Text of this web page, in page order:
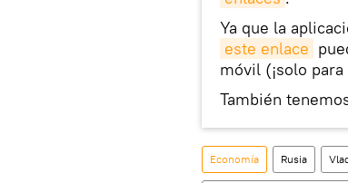
Ya que la
este enlace
móvil (¡solo
También
Economía Rusia